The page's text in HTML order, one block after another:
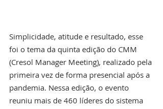
Simplicidade, atitude e resultado, esse
foi o tema da quinta edição do CMM
(Cresol Manager Meeting), realizado pela
primeira vez de forma presencial após a
pandemia. Nessa edição, o evento
reuniu mais de 460 líderes do sistema